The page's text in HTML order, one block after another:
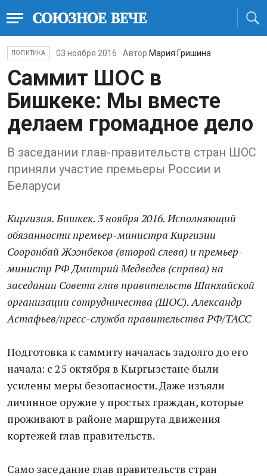
ПОЛИТИКА 03 ноября 2016 Автор Мария Гришина
Саммит ШОС в
Бишкеке: Мы вместе
делаем громадное дело
В заседании глав-правительств стран ШОС
приняли участие премьеры России и
Беларуси
Киргизия. Бишкек. 3 ноября 2016. Исполняющий
обязанности премьер-министра Киргизии
Сооронбай Жээнбеков (второй слева) и премьер-
министр РФ Дмитрий Медведев (справа) на
заседании Совета глав правительств Шанхайской
организации сотрудничества (ШОС). Александр
Астафьев/пресс-служба правительства РФ/ТАСС
Подготовка к саммиту началась задолго до его
начала: с 25 октября в Кыргызстане были
усилены меры безопасности. Даже изъяли
личинное оружие у простых граждан, которые
проживают в районе маршрута движения
кортежей глав правительств.
Само заседание глав правительств стран